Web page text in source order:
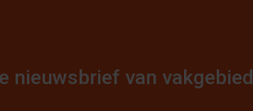
nieuwsbrief van vakgebied